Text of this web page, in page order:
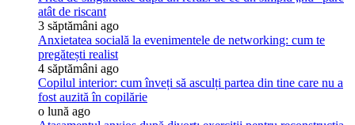
atât de riscant
3 săptămâni ago
Anxietatea socială la evenimentele de networking: cum te
pregătești realist
4 săptămâni ago
Copilul interior: cum înveți să asculți partea din tine care nu a
fost auzită în copilărie
o lună ago